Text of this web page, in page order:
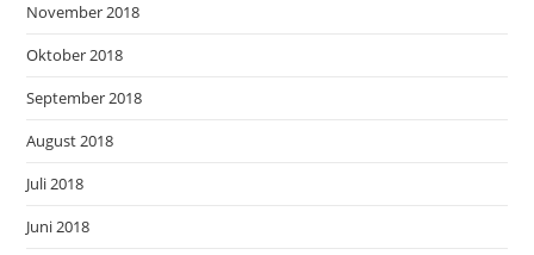
November 2018
Oktober 2018
September 2018
August 2018
Juli 2018
Juni 2018